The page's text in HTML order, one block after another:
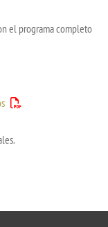
el programa completo